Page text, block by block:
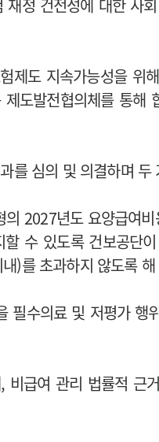
정 건전성에 대한 사
제도 지속가능성을 위
도발전협의체를 통해
를 심의 및 의결하며
2027년도 요양급여
수 있도록 건보공단
)를 초과하지 않도록
필수의료 및 저평가 행
비급여 관리 법률적 근